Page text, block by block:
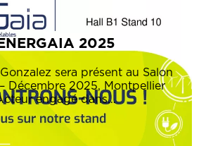
ENERGAIA 2025
sera présent au Salon
Décembre 2025, Montpellier
engagé dans…